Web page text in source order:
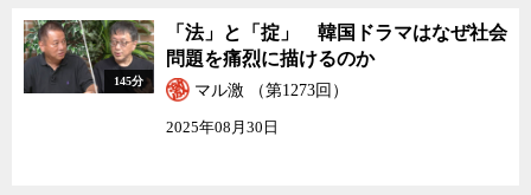
145分
「法」と「掟」 韓国ドラマはなぜ社会
問題を痛烈に描けるのか
マル激 （第1273回）
2025年08月30日